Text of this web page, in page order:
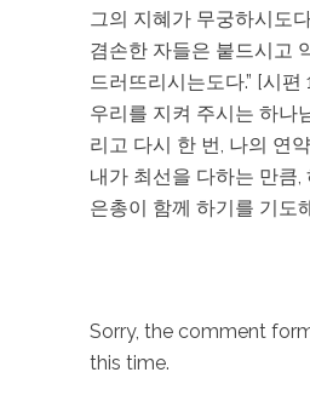
그의 지혜가 무궁하시도
겸손한 자들은 붙드시고
드러뜨리시는도다.” [시
우리를 지켜 주시는 하나
리고 다시 한 번, 나의 연
내가 최선을 다하는 만큼,
은총이 함께 하기를 기도
Sorry, the comment
this time.